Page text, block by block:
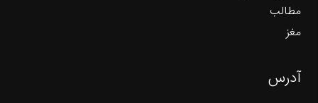
مطالب
مغز
آدرس